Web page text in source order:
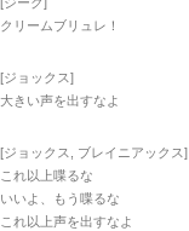
クリームブリュレ！
[ジョックス]
大きい声を出すなよ
[ジョックス, ブレイニアックス]
これ以上喋るな
いいよ、もう喋るな
これ以上声を出すなよ